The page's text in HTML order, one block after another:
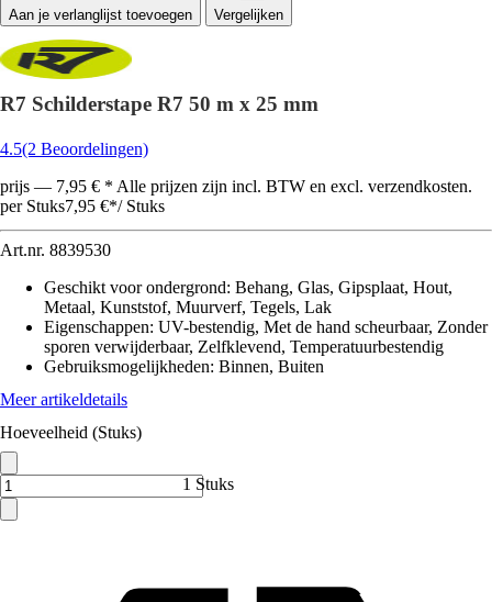
Vergelijken
R7 Schilderstape R7 50 m x 25 mm
4.5(2 Beoordelingen)
prijs — 7,95 € * Alle prijzen zijn incl. BTW en excl. verzendkosten.
per Stuks7,95 €*/ Stuks
Art.nr. 8839530
Geschikt voor ondergrond: Behang, Glas, Gipsplaat, Hout,
Metaal, Kunststof, Muurverf, Tegels, Lak
Eigenschappen: UV-bestendig, Met de hand scheurbaar, Zonder
sporen verwijderbaar, Zelfklevend, Temperatuurbestendig
Gebruiksmogelijkheden: Binnen, Buiten
Meer artikeldetails
Hoeveelheid (Stuks)
1 Stuks